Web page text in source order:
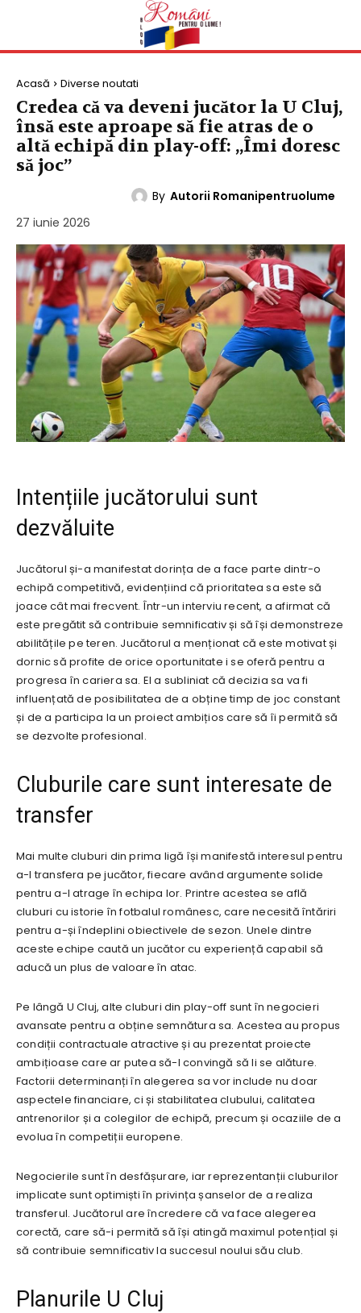
Acasă Diverse noutati
Credea că va deveni jucător la U Cluj,
însă este aproape să fie atras de o
altă echipă din play-off: „Îmi doresc
să joc”
By Autorii Romanipentruolume
27 iunie 2026
Intențiile jucătorului sunt
dezvăluite
Jucătorul și-a manifestat dorința de a face parte dintr-o
echipă competitivă, evidențiind că prioritatea sa este să
joace cât mai frecvent. Într-un interviu recent, a afirmat că
este pregătit să contribuie semnificativ și să își demonstreze
abilitățile pe teren. Jucătorul a menționat că este motivat și
dornic să profite de orice oportunitate i se oferă pentru a
progresa în cariera sa. El a subliniat că decizia sa va fi
influențată de posibilitatea de a obține timp de joc constant
și de a participa la un proiect ambițios care să îi permită să
se dezvolte profesional.
Cluburile care sunt interesate de
transfer
Mai multe cluburi din prima ligă își manifestă interesul pentru
a-l transfera pe jucător, fiecare având argumente solide
pentru a-l atrage în echipa lor. Printre acestea se află
cluburi cu istorie în fotbalul românesc, care necesită întăriri
pentru a-și îndeplini obiectivele de sezon. Unele dintre
aceste echipe caută un jucător cu experiență capabil să
aducă un plus de valoare în atac.
Pe lângă U Cluj, alte cluburi din play-off sunt în negocieri
avansate pentru a obține semnătura sa. Acestea au propus
condiții contractuale atractive și au prezentat proiecte
ambițioase care ar putea să-l convingă să li se alăture.
Factorii determinanți în alegerea sa vor include nu doar
aspectele financiare, ci și stabilitatea clubului, calitatea
antrenorilor și a colegilor de echipă, precum și ocaziile de a
evolua în competiții europene.
Negocierile sunt în desfășurare, iar reprezentanții cluburilor
implicate sunt optimiști în privința șanselor de a realiza
transferul. Jucătorul are încredere că va face alegerea
corectă, care să-i permită să își atingă maximul potențial și
să contribuie semnificativ la succesul noului său club.
Planurile U Cluj